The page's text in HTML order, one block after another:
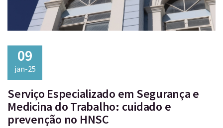
09
jan-25
Serviço Especializado em Segurança e
Medicina do Trabalho: cuidado e
prevenção no HNSC